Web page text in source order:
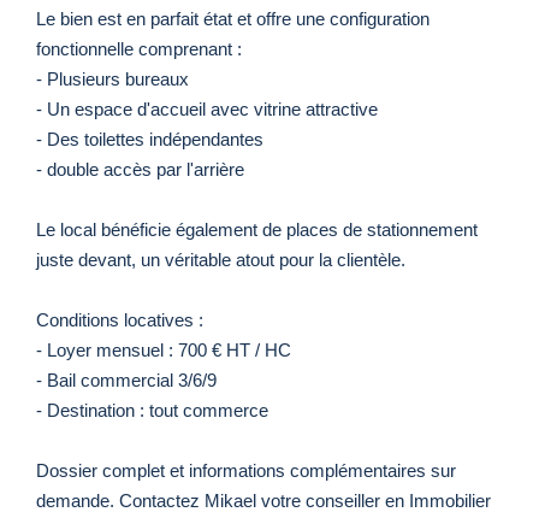
Le bien est en parfait état et offre une configuration
fonctionnelle comprenant :
- Plusieurs bureaux
- Un espace d'accueil avec vitrine attractive
- Des toilettes indépendantes
- double accès par l'arrière
Le local bénéficie également de places de stationnement
juste devant, un véritable atout pour la clientèle.
Conditions locatives :
- Loyer mensuel : 700 € HT / HC
- Bail commercial 3/6/9
- Destination : tout commerce
Dossier complet et informations complémentaires sur
demande. Contactez Mikael votre conseiller en Immobilier